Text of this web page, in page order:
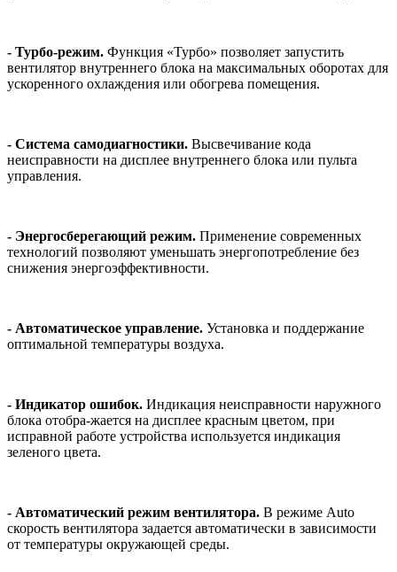
- Турбо-режим. Функция «Турбо» позволяет запустить
вентилятор внутреннего блока на максимальных оборотах для
ускоренного охлаждения или обогрева помещения.
- Система самодиагностики. Высвечивание кода
неисправности на дисплее внутреннего блока или пульта
управления.
- Энергосберегающий режим. Применение современных
технологий позволяют уменьшать энергопотребление без
снижения энергоэффективности.
- Автоматическое управление. Установка и поддержание
оптимальной температуры воздуха.
- Индикатор ошибок. Индикация неисправности наружного
блока отобра-жается на дисплее красным цветом, при
исправной работе устройства используется индикация
зеленого цвета.
- Автоматический режим вентилятора. В режиме Auto
скорость вентилятора задается автоматически в зависимости
от температуры окружающей среды.